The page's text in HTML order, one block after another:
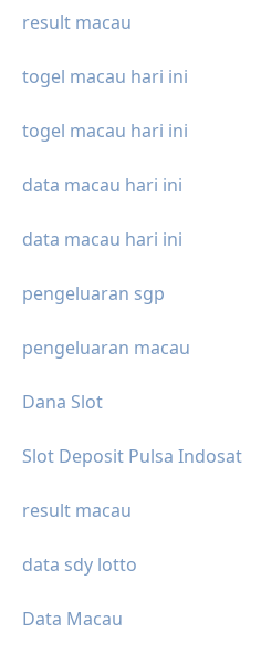
result macau
togel macau hari ini
togel macau hari ini
data macau hari ini
data macau hari ini
pengeluaran sgp
pengeluaran macau
Dana Slot
Slot Deposit Pulsa Indosat
result macau
data sdy lotto
Data Macau